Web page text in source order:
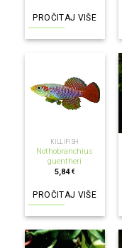
PROČITAJ VIŠE
NEMA NA ZALIHI
KILLIFISH
Nothobranchius
guentheri
5,84€
PROČITAJ VIŠE